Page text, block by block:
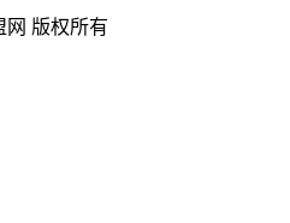
网 版权所有